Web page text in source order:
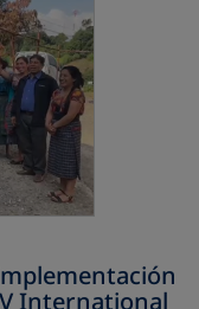
International